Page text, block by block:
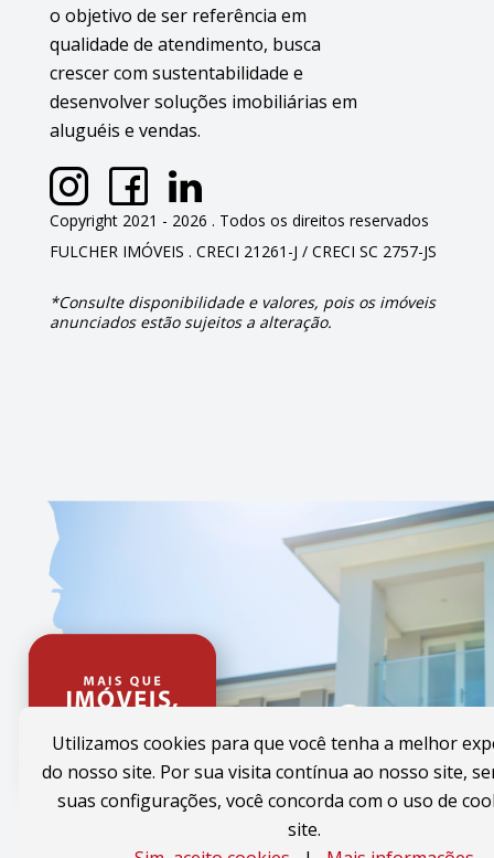
Utilizamos cookies para que você tenha a melhor
do nosso site. Por sua visita contínua ao nosso site,
suas configurações, você concorda com o uso de
site.
Copyright 2021 - 2026 . Todos os direitos reservados
FULCHER IMÓVEIS . CRECI 21261-J / CRECI SC 2757-JS
*Consulte disponibilidade e valores, pois os imóveis
anunciados estão sujeitos a alteração.
o objetivo de ser referência em
qualidade de atendimento, busca
crescer com sustentabilidade e
desenvolver soluções imobiliárias em
aluguéis e vendas.